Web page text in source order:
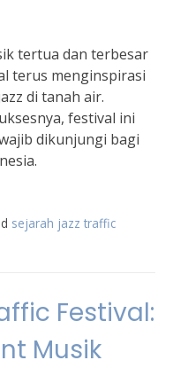
tertua dan terbesar
terus menginspirasi
di tanah air.
festival ini
dikunjungi bagi
sejarah jazz traffic
Festival:
Musik